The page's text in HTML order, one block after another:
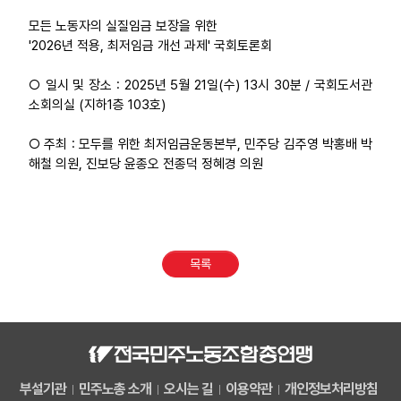
모든 노동자의 실질임금 보장을 위한
'2026년 적용, 최저임금 개선 과제' 국회토론회
○ 일시 및 장소 : 2025년 5월 21일(수) 13시 30분 / 국회도서관
소회의실 (지하1층 103호)
○ 주최 : 모두를 위한 최저임금운동본부, 민주당 김주영 박홍배 박
해철 의원, 진보당 윤종오 전종덕 정혜경 의원
목록
부설기관 민주노총 소개 오시는 길 이용약관 개인정보처리방침